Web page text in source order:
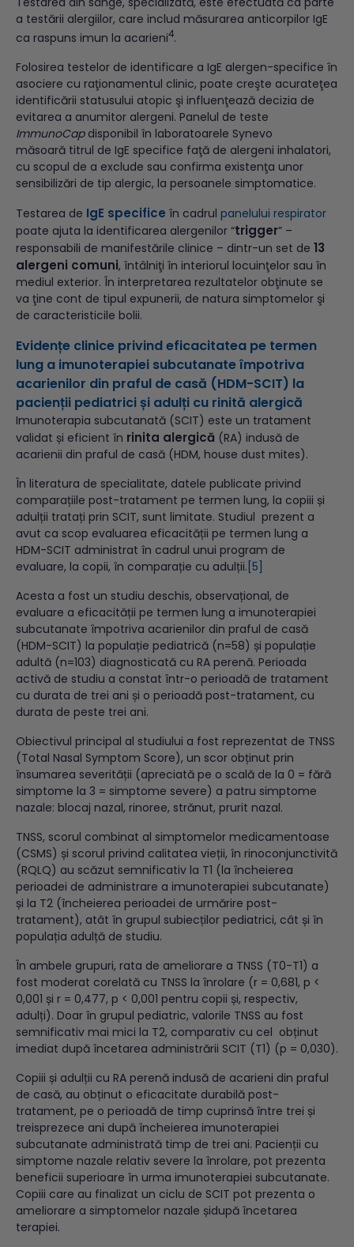
a testării alergiilor, care includ măsurarea anticorpilor IgE
ca raspuns imun la acarieni4.
Folosirea testelor de identificare a IgE alergen-specifice în
asociere cu raţionamentul clinic, poate creşte acurateţea
identificării statusului atopic şi influenţează decizia de
evitarea a anumitor alergeni. Panelul de teste
ImmunoCap disponibil în laboratoarele Synevo
măsoară titrul de IgE specifice faţă de alergeni inhalatori,
cu scopul de a exclude sau confirma existenţa unor
sensibilizări de tip alergic, la persoanele simptomatice.
Testarea de IgE specifice în cadrul panelului respirator
poate ajuta la identificarea alergenilor “trigger” –
responsabili de manifestările clinice – dintr-un set de 13
alergeni comuni, întâlniţi în interiorul locuinţelor sau în
mediul exterior. În interpretarea rezultatelor obţinute se
va ţine cont de tipul expunerii, de natura simptomelor şi
de caracteristicile bolii.
Evidențe clinice privind eficacitatea pe termen
lung a imunoterapiei subcutanate împotriva
acarienilor din praful de casă (HDM-SCIT) la
pacienții pediatrici și adulți cu rinită alergică
Imunoterapia subcutanată (SCIT) este un tratament
validat și eficient în rinita alergică (RA) indusă de
acarienii din praful de casă (HDM, house dust mites).
În literatura de specialitate, datele publicate privind
comparațiile post-tratament pe termen lung, la copiii și
adulții tratați prin SCIT, sunt limitate. Studiul prezent a
avut ca scop evaluarea eficacității pe termen lung a
HDM-SCIT administrat în cadrul unui program de
evaluare, la copii, în comparație cu adulții. [5]
Acesta a fost un studiu deschis, observațional, de
evaluare a eficacității pe termen lung a imunoterapiei
subcutanate împotriva acarienilor din praful de casă
(HDM-SCIT) la populație pediatrică (n=58) și populație
adultă (n=103) diagnosticată cu RA perenă. Perioada
activă de studiu a constat într-o perioadă de tratament
cu durata de trei ani și o perioadă post-tratament, cu
durata de peste trei ani.
Obiectivul principal al studiului a fost reprezentat de TNSS
(Total Nasal Symptom Score), un scor obținut prin
însumarea severității (apreciată pe o scală de la 0 = fără
simptome la 3 = simptome severe) a patru simptome
nazale: blocaj nazal, rinoree, strănut, prurit nazal.
TNSS, scorul combinat al simptomelor medicamentoase
(CSMS) și scorul privind calitatea vieții, în rinoconjunctivită
(RQLQ) au scăzut semnificativ la T1 (la încheierea
perioadei de administrare a imunoterapiei subcutanate)
și la T2 (încheierea perioadei de urmărire post-
tratament), atât în grupul subiecților pediatrici, cât și în
populația adulță de studiu.
În ambele grupuri, rata de ameliorare a TNSS (T0-T1) a
fost moderat corelată cu TNSS la înrolare (r = 0,681, p <
0,001 și r = 0,477, p < 0,001 pentru copii și, respectiv,
adulți). Doar în grupul pediatric, valorile TNSS au fost
semnificativ mai mici la T2, comparativ cu cel obținut
imediat după încetarea administrării SCIT (T1) (p = 0,030).
Copiii și adulții cu RA perenă indusă de acarieni din praful
de casă, au obținut o eficacitate durabilă post-
tratament, pe o perioadă de timp cuprinsă între trei și
treisprezece ani după încheierea imunoterapiei
subcutanate administrată timp de trei ani. Pacienții cu
simptome nazale relativ severe la înrolare, pot prezenta
beneficii superioare în urma imunoterapiei subcutanate.
Copiii care au finalizat un ciclu de SCIT pot prezenta o
ameliorare a simptomelor nazale șidupă încetarea
terapiei.